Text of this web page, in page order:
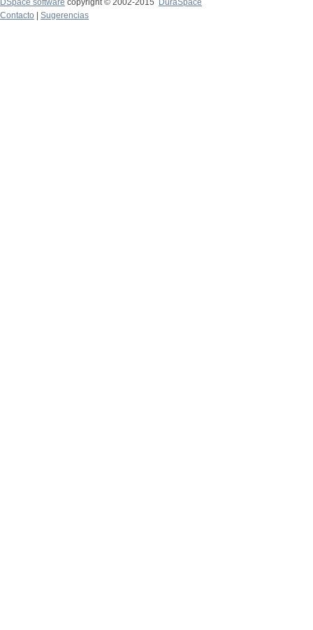
DSpace software copyright © 2002-2015
DuraSpace
Contacto
Sugerencias